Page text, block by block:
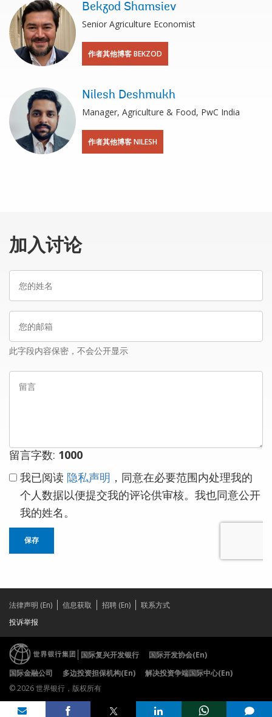
Bekzod Shamsiev
Senior Agriculture Economist
作者其他博客 BEKZOD
Nilesh Deshmukh
Manager, Agriculture & Food, PwC India
作者其他博客 NILESH
加入讨论
邮
此字段内容保密，不会公开显示
留言字数: 1000
我已阅读 隐私声明 ，同意在必要范围内处理我的
个人数据以便提交我的评论供审核。我也同意公开
我的姓名。
保存
Share on
comments added
法律声明 (En) 信息获取 招聘 (En)
联系方式
投诉举报
国际复兴开发银行
国际开发协会(En)
国际金融公司
多边投资担保机构(En)
解决投资争端国际中心(En)
© 2026 世界银行，版权所有